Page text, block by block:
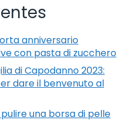
anniversario
con pasta di zucchero
di Capodanno 2023:
dare il benvenuto al
una borsa di pelle